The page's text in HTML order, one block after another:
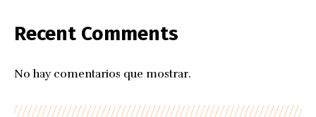
Recent Comments
No hay comentarios que mostrar.